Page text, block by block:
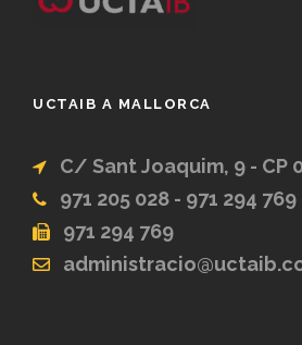
UCTAIB A MALLORCA
C/ Sant Joaquim, 9 - CP
971 205 028 - 971 294 769
971 294 769